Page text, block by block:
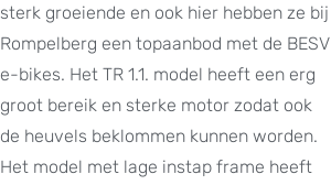
sterk groeiende en ook hier hebben ze bij
Rompelberg een topaanbod met de BESV
e-bikes. Het TR 1.1. model heeft een erg
groot bereik en sterke motor zodat ook
de heuvels beklommen kunnen worden.
Het model met lage instap frame heeft